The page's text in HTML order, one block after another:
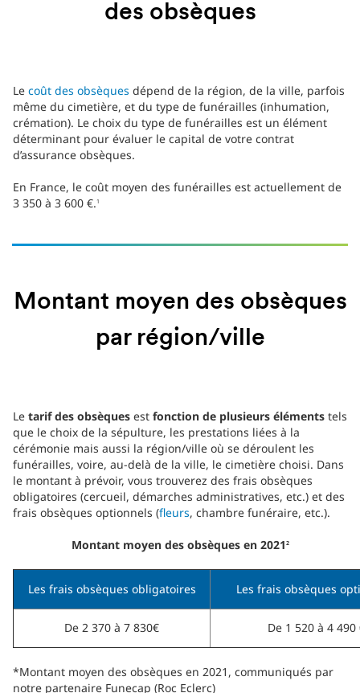
des obsèques
Le coût des obsèques dépend de la région, de la ville, parfois
même du cimetière, et du type de funérailles (inhumation,
crémation). Le choix du type de funérailles est un élément
déterminant pour évaluer le capital de votre contrat
d’assurance obsèques.
En France, le coût moyen des funérailles est actuellement de
3 350 à 3 600 €. 1
Montant moyen des obsèques
par région/ville
Le tarif des obsèques est fonction de plusieurs éléments tels
que le choix de la sépulture, les prestations liées à la
cérémonie mais aussi la région/ville où se déroulent les
funérailles, voire, au-delà de la ville, le cimetière choisi. Dans
le montant à prévoir, vous trouverez des frais obsèques
obligatoires (cercueil, démarches administratives, etc.) et des
frais obsèques optionnels (fleurs, chambre funéraire, etc.).
Montant moyen des obsèques en 2021 2
Les frais obsèques obligatoires Les frais obsèques
De 2 370 à 7 830€ De 1 520 à 4 490
*Montant moyen des obsèques en 2021, communiqués par
notre partenaire Funecap (Roc Eclerc)